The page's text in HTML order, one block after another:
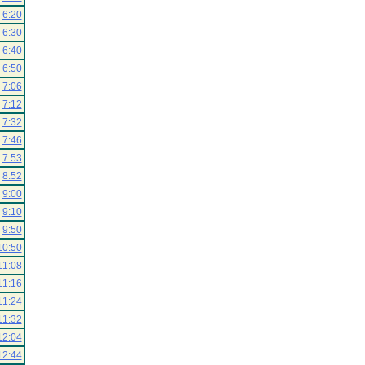
6:20
6:30
6:40
6:50
7:06
7:12
7:32
7:46
7:53
8:52
9:00
9:10
9:50